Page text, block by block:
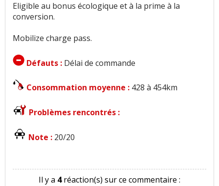
Eligible au bonus écologique et à la prime à la
conversion.
Mobilize charge pass.
Défauts : Délai de commande
Consommation moyenne : 428 à 454km
Problèmes rencontrés :
Note : 20/20
Il y a 4réaction(s) sur ce commentaire :